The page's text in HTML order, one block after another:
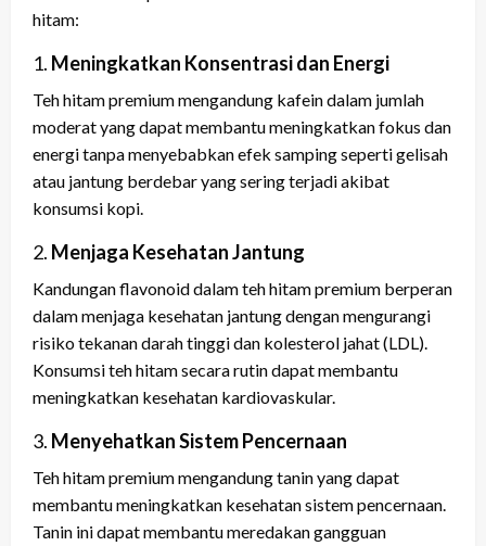
hitam:
1. Meningkatkan Konsentrasi dan Energi
Teh hitam premium mengandung kafein dalam jumlah
moderat yang dapat membantu meningkatkan fokus dan
energi tanpa menyebabkan efek samping seperti gelisah
atau jantung berdebar yang sering terjadi akibat
konsumsi kopi.
2. Menjaga Kesehatan Jantung
Kandungan flavonoid dalam teh hitam premium berperan
dalam menjaga kesehatan jantung dengan mengurangi
risiko tekanan darah tinggi dan kolesterol jahat (LDL).
Konsumsi teh hitam secara rutin dapat membantu
meningkatkan kesehatan kardiovaskular.
3. Menyehatkan Sistem Pencernaan
Teh hitam premium mengandung tanin yang dapat
membantu meningkatkan kesehatan sistem pencernaan.
Tanin ini dapat membantu meredakan gangguan